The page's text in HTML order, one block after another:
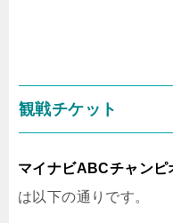
観戦チケット
マイナビABCチャンピ
は以下の通りです。